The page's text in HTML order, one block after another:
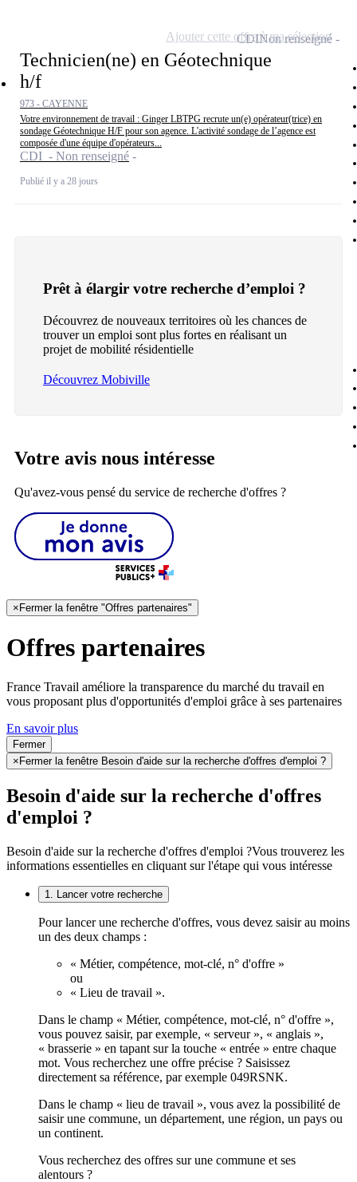
Technicien(ne) en Géotechnique
h/f
973 - CAYENNE
Votre environnement de travail : Ginger LBTPG recrute un(e) opérateur(trice) en
sondage Géotechnique H/F pour son agence. L'activité sondage de l’agence est
composée d'une équipe d'opérateurs...
CDI - Non renseigné
Publié il y a 28 jours
CDINon renseigné
Ajouter cette offre à ma sélection
Prêt à élargir votre recherche d’emploi ?
Découvrez de nouveaux territoires où les chances de
trouver un emploi sont plus fortes en réalisant un
projet de mobilité résidentielle
Découvrez Mobiville
Votre avis nous intéresse
Qu'avez-vous pensé du service de recherche d'offres ?
× Fermer la fenêtre "Offres partenaires"
Offres partenaires
France Travail améliore la transparence du marché du travail en
vous proposant plus d'opportunités d'emploi grâce à ses partenaires
En savoir plus
Fermer
× Fermer la fenêtre Besoin d'aide sur la recherche d'offres d'emploi ?
Besoin d'aide sur la recherche d'offres
d'emploi ?
Besoin d'aide sur la recherche d'offres d'emploi ?Vous trouverez les
informations essentielles en cliquant sur l'étape qui vous intéresse
1. Lancer votre recherche
Pour lancer une recherche d'offres, vous devez saisir au moins
un des deux champs :
« Métier, compétence, mot-clé, n° d'offre »
ou
« Lieu de travail ».
Dans le champ « Métier, compétence, mot-clé, n° d'offre »,
vous pouvez saisir, par exemple, « serveur », « anglais »,
« brasserie » en tapant sur la touche « entrée » entre chaque
mot. Vous recherchez une offre précise ? Saisissez
directement sa référence, par exemple 049RSNK.
Dans le champ « lieu de travail », vous avez la possibilité de
saisir une commune, un département, une région, un pays ou
un continent.
Vous recherchez des offres sur une commune et ses
alentours ?